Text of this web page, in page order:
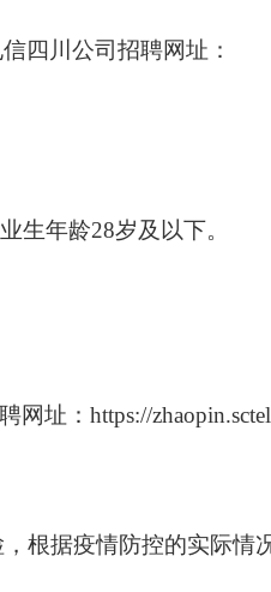
四川公司招聘网址：
生年龄28岁及以下。
址：https://
根据疫情防控的实际